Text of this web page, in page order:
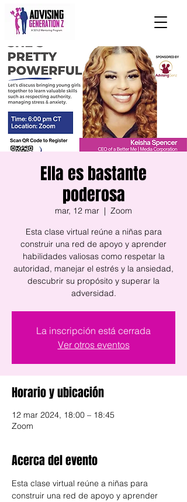
Ella es bastante
poderosa
mar, 12 mar
  |
Zoom
Esta clase virtual reúne a niñas para
construir una red de apoyo y aprender
habilidades valiosas como respetar la
autoridad, manejar el estrés y la ansiedad,
descubrir su propósito y superar la
La inscripción está cerrada
Ver otros eventos
Horario y ubicación
12 mar 2024, 18:00 – 18:45
Zoom
Acerca del evento
Esta clase virtual reúne a niñas para
construir una red de apoyo y aprender